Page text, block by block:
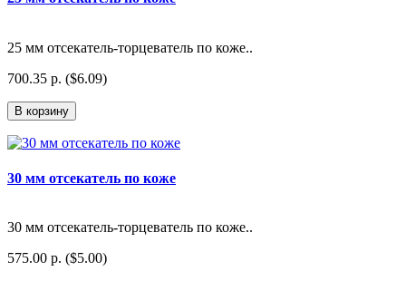
25 мм отсекатель-торцеватель по коже..
700.35 р. ($6.09)
В корзину
30 мм отсекатель по коже
30 мм отсекатель-торцеватель по коже..
575.00 р. ($5.00)